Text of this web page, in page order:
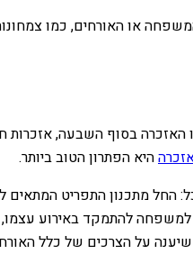
או האורחים, כמו צמחונות,
בסוף השבעה, אזכרות
היא הפתרון הטוב ביותר.
החל מתכנון התפריט
להתמקד באירוע עצמו,
על הצרכים של כלל